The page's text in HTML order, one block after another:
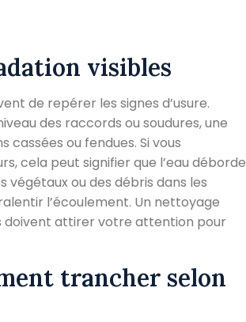
visibles
de repérer les signes d’usure.
des raccords ou soudures, une
cassées ou fendues. Si vous
cela peut signifier que l’eau déborde
végétaux ou des débris dans les
l’écoulement. Un nettoyage
doivent attirer votre attention pour
trancher selon